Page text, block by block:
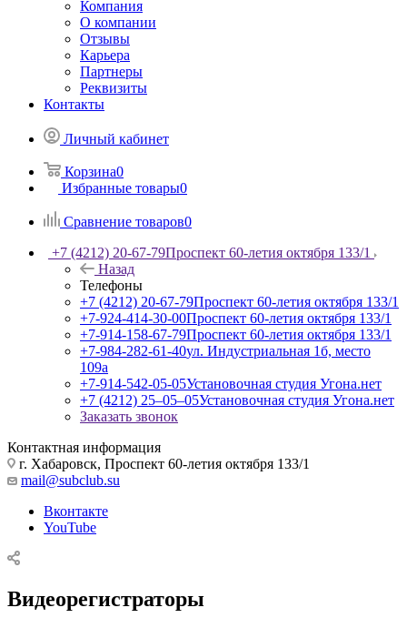
Компания
О компании
Отзывы
Карьера
Партнеры
Реквизиты
Контакты
Личный кабинет
Корзина0
Избранные товары0
Сравнение товаров0
+7 (4212) 20-67-79Проспект 60-летия октября 133/1
Назад
Телефоны
+7 (4212) 20-67-79Проспект 60-летия октября 133/1
+7-924-414-30-00Проспект 60-летия октября 133/1
+7-914-158-67-79Проспект 60-летия октября 133/1
+7-984-282-61-40ул. Индустриальная 1б, место
109а
+7-914-542-05-05Установочная студия Угона.нет
+7 (4212) 25‒05‒05Установочная студия Угона.нет
Заказать звонок
Контактная информация
г. Хабаровск, Проспект 60-летия октября 133/1
mail@subclub.su
Вконтакте
YouTube
Видеорегистраторы